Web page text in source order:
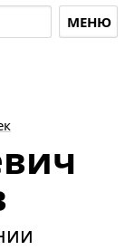
МЕНЮ